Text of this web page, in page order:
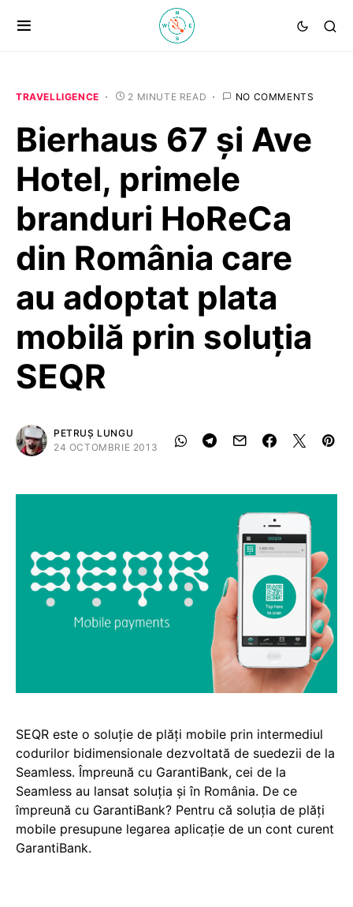
TRAVELLIGENCE 2 MINUTE READ NO COMMENTS
Bierhaus 67 și Ave
Hotel, primele
branduri HoReCa
din România care
au adoptat plata
mobilă prin soluţia
SEQR
PETRUȘ LUNGU
24 OCTOMBRIE 2013
SEQR este o soluţie de plăţi mobile prin intermediul
codurilor bidimensionale dezvoltată de suedezii de la
Seamless. Împreună cu GarantiBank, cei de la
Seamless au lansat soluţia şi în România. De ce
împreună cu GarantiBank? Pentru că soluţia de plăţi
mobile presupune legarea aplicaţie de un cont curent
GarantiBank.